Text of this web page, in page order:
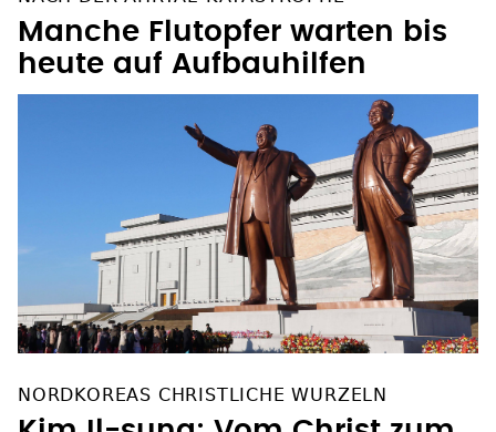
NACH DER AHRTAL-KATASTROPHE
Manche Flutopfer warten bis
NORDKOREAS CHRISTLICHE WURZELN